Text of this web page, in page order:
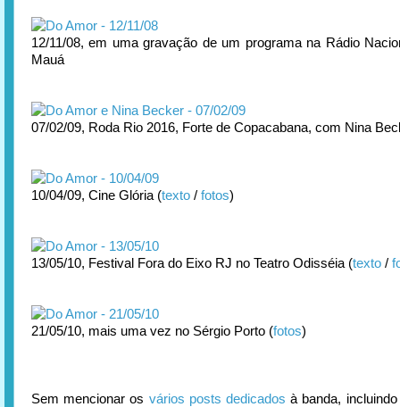
12/11/08, em uma gravação de um programa na Rádio
Mauá
07/02/09, Roda Rio 2016, Forte de Copacabana, com Nina
10/04/09, Cine Glória (texto / fotos)
13/05/10, Festival Fora do Eixo RJ no Teatro Odisséia (texto /
21/05/10, mais uma vez no Sérgio Porto (fotos)
Sem mencionar os vários posts dedicados à banda,